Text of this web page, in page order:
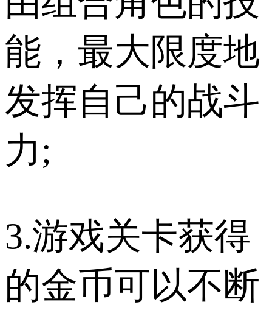
能，最大限度地
发挥自己的战斗
力;
3.游戏关卡获得
的金币可以不断